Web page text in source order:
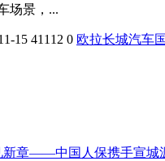
场景，...
15 41112 0 欧拉长城汽车
新章——中国人保携手宣城